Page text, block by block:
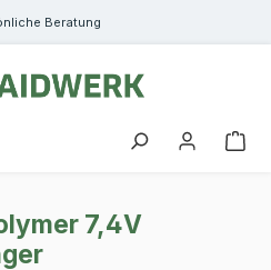
Beratung
7,4V